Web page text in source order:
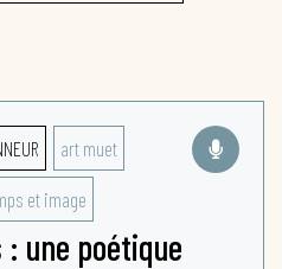
art muet
et image
une poétique